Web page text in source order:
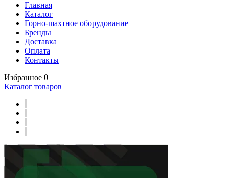
Главная
Каталог
Горно-шахтное оборудование
Бренды
Доставка
Оплата
Контакты
Избранное 0
Каталог товаров